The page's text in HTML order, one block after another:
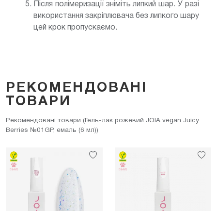
Після полімеризації зніміть липкий шар. У разі
використання закріплювача без липкого шару
цей крок пропускаємо.
РЕКОМЕНДОВАНІ
ТОВАРИ
Рекомендовані товари (Гель-лак рожевий JOIA vegan Juicy
Berries №01GP, емаль (6 мл))